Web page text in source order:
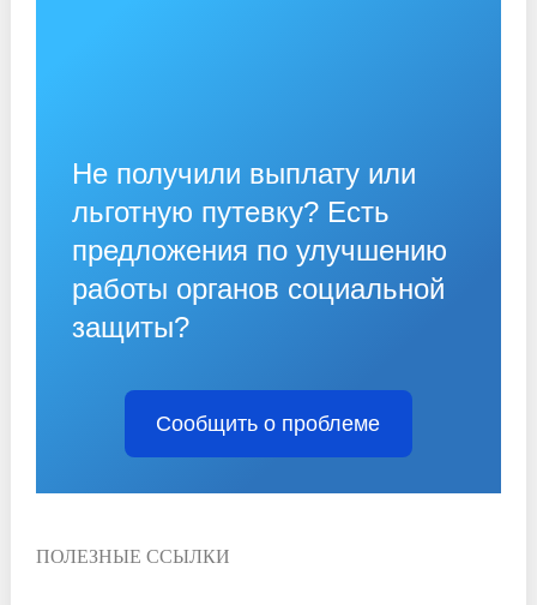
Не получили выплату или
льготную путевку? Есть
предложения по улучшению
работы органов социальной
защиты?
Сообщить о проблеме
ПОЛЕЗНЫЕ ССЫЛКИ